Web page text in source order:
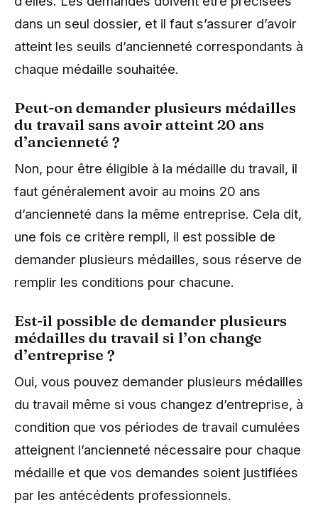
dans un seul dossier, et il faut s’assurer d’avoir
atteint les seuils d’ancienneté correspondants à
chaque médaille souhaitée.
Peut-on demander plusieurs médailles
du travail sans avoir atteint 20 ans
d’ancienneté ?
Non, pour être éligible à la médaille du travail, il
faut généralement avoir au moins 20 ans
d’ancienneté dans la même entreprise. Cela dit,
une fois ce critère rempli, il est possible de
demander plusieurs médailles, sous réserve de
remplir les conditions pour chacune.
Est-il possible de demander plusieurs
médailles du travail si l’on change
d’entreprise ?
Oui, vous pouvez demander plusieurs médailles
du travail même si vous changez d’entreprise, à
condition que vos périodes de travail cumulées
atteignent l’ancienneté nécessaire pour chaque
médaille et que vos demandes soient justifiées
par les antécédents professionnels.